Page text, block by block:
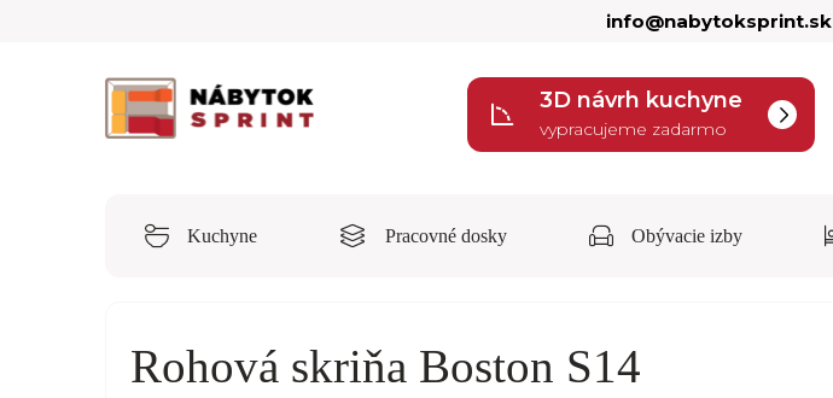
info@nabytoksprint.sk
3D návrh kuchyne
vypracujeme zadarmo
Kuchyne Pracovné dosky Obývacie izby
Rohová skriňa Boston S14